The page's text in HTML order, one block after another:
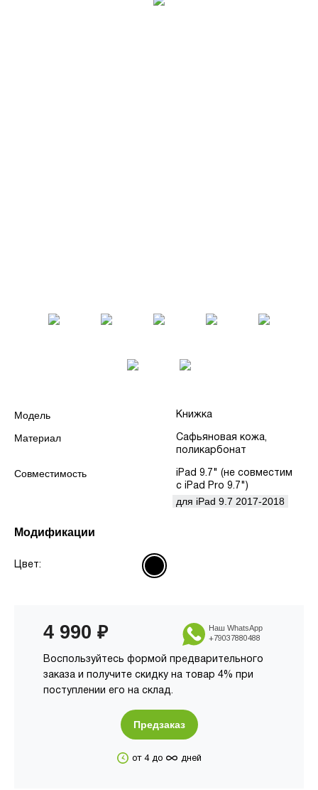
Модель Книжка
Материал
Сафьяновая кожа,
поликарбонат
Совместимость
iPad 9.7" (не совместим
с iPad Pro 9.7")
для iPad 9.7 2017-2018
Модификации
Цвет:
4 990 ₽
Воспользуйтесь формой предварительного
заказа и получите скидку на товар 4% при
поступлении его на склад.
Наш WhatsApp
+79037880488
Предзаказ
от 4 до ∞ дней